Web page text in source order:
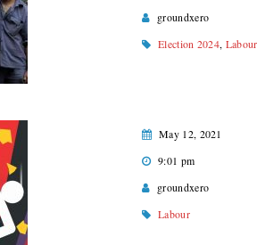
groundxero
Election 2024, Labour
May 12, 2021
9:01 pm
groundxero
Labour